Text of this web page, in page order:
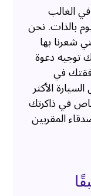
الغالب
بالذات. نحن
شعرنا بها
توجيه دعوة
في
الأكثر
في ذاكرتك
المقربين